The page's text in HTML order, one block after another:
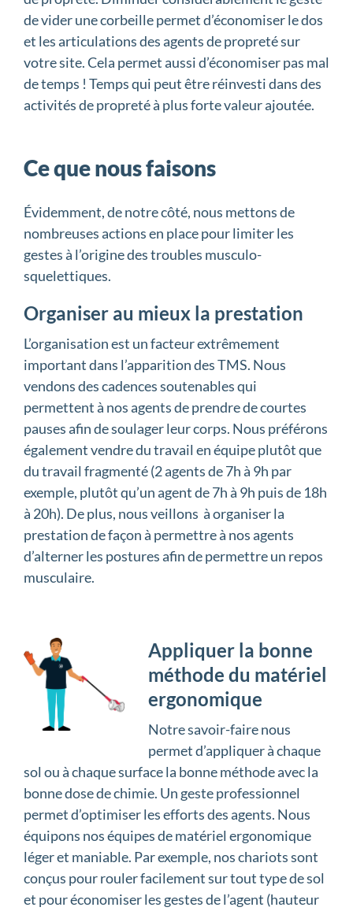
de vider une corbeille permet d’économiser le dos
et les articulations des agents de propreté sur
votre site. Cela permet aussi d’économiser pas mal
de temps ! Temps qui peut être réinvesti dans des
activités de propreté à plus forte valeur ajoutée.
Ce que nous faisons
Évidemment, de notre côté, nous mettons de
nombreuses actions en place pour limiter les
gestes à l’origine des troubles musculo-
squelettiques.
Organiser au mieux la prestation
L’organisation est un facteur extrêmement
important dans l’apparition des TMS. Nous
vendons des cadences soutenables qui
permettent à nos agents de prendre de courtes
pauses afin de soulager leur corps. Nous préférons
également vendre du travail en équipe plutôt que
du travail fragmenté (2 agents de 7h à 9h par
exemple, plutôt qu’un agent de 7h à 9h puis de 18h
à 20h). De plus, nous veillons à organiser la
prestation de façon à permettre à nos agents
d’alterner les postures afin de permettre un repos
musculaire.
Appliquer la bonne
méthode du matériel
ergonomique
Notre savoir-faire nous
permet d’appliquer à chaque
sol ou à chaque surface la bonne méthode avec la
bonne dose de chimie. Un geste professionnel
permet d’optimiser les efforts des agents. Nous
équipons nos équipes de matériel ergonomique
léger et maniable. Par exemple, nos chariots sont
conçus pour rouler facilement sur tout type de sol
et pour économiser les gestes de l’agent (hauteur